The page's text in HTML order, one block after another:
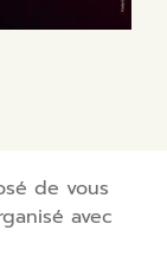
de vous
avec